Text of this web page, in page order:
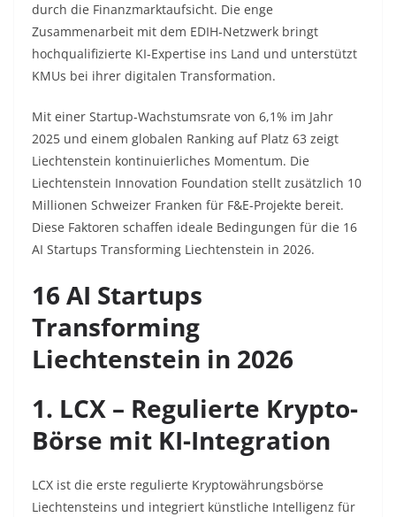
durch die Finanzmarktaufsicht. Die enge
Zusammenarbeit mit dem EDIH-Netzwerk bringt
hochqualifizierte KI-Expertise ins Land und unterstützt
KMUs bei ihrer digitalen Transformation.​
Mit einer Startup-Wachstumsrate von 6,1% im Jahr
2025 und einem globalen Ranking auf Platz 63 zeigt
Liechtenstein kontinuierliches Momentum. Die
Liechtenstein Innovation Foundation stellt zusätzlich 10
Millionen Schweizer Franken für F&E-Projekte bereit.
Diese Faktoren schaffen ideale Bedingungen für die 16
AI Startups Transforming Liechtenstein in 2026.​
16 AI Startups
Transforming
Liechtenstein in 2026
1. LCX – Regulierte Krypto-
Börse mit KI-Integration
LCX ist die erste regulierte Kryptowährungsbörse
Liechtensteins und integriert künstliche Intelligenz für